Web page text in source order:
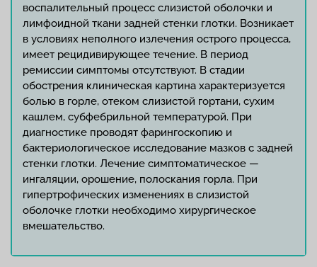
воспалительный процесс слизистой оболочки и
лимфоидной ткани задней стенки глотки. Возникает
в условиях неполного излечения острого процесса,
имеет рецидивирующее течение. В период
ремиссии симптомы отсутствуют. В стадии
обострения клиническая картина характеризуется
болью в горле, отеком слизистой гортани, сухим
кашлем, субфебрильной температурой. При
диагностике проводят фарингоскопию и
бактериологическое исследование мазков с задней
стенки глотки. Лечение симптоматическое —
ингаляции, орошение, полоскания горла. При
гипертрофических изменениях в слизистой
оболочке глотки необходимо хирургическое
вмешательство.